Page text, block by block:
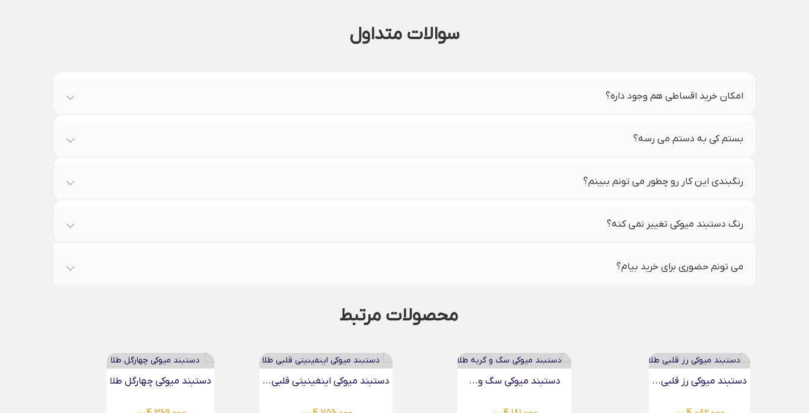
سوالات متداول
امکان خرید اقساطی هم وجود داره؟
بستم کی به دستم می رسه؟
رنگبندی این کار رو چطور می تونم ببینم؟
رنگ دستبند میوکی تغییر نمی کنه؟
می تونم حضوری برای خرید بیام؟
محصولات مرتبط
دستبند میوکی سگ و... دستبند میوکی اینفینیتی قلبی... دستبند میوکی چهارگل طلا دستبند میوکی برگ مینیمال...